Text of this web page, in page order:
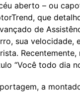
aberto – ou
que
de
sua velocidade,
Recentemente,
“Você todo dia
a